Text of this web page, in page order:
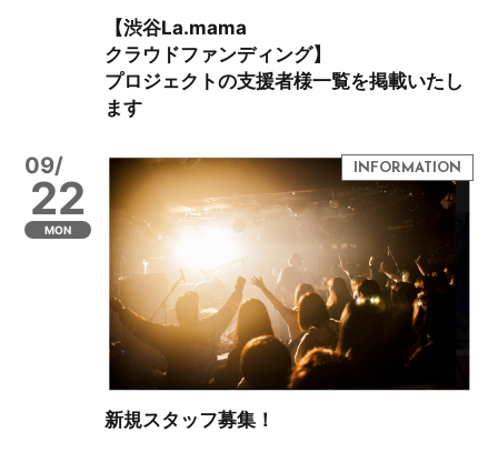
【渋谷La.mama
クラウドファンディング】
プロジェクトの支援者様一覧を掲載いたし
ます
09/
22
MON
新規スタッフ募集！